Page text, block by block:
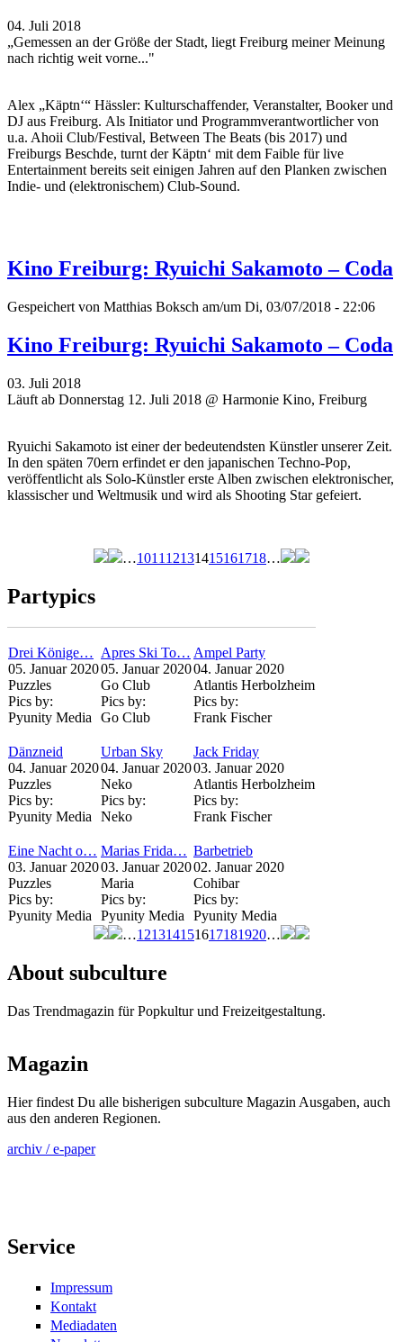
04. Juli 2018
„Gemessen an der Größe der Stadt, liegt Freiburg meiner Meinung
nach richtig weit vorne..."
Alex „Käptn‘“ Hässler: Kulturschaffender, Veranstalter, Booker und
DJ aus Freiburg. Als Initiator und Programmverantwortlicher von
u.a. Ahoii Club/Festival, Between The Beats (bis 2017) und
Freiburgs Beschde, turnt der Käptn‘ mit dem Faible für live
Entertainment bereits seit einigen Jahren auf den Planken zwischen
Indie- und (elektronischem) Club-Sound.
Kino Freiburg: Ryuichi Sakamoto – Coda
Gespeichert von Matthias Boksch am/um Di, 03/07/2018 - 22:06
Kino Freiburg: Ryuichi Sakamoto – Coda
03. Juli 2018
Läuft ab Donnerstag 12. Juli 2018 @ Harmonie Kino, Freiburg
Ryuichi Sakamoto ist einer der bedeutendsten Künstler unserer Zeit.
In den späten 70ern erfindet er den japanischen Techno-Pop,
veröffentlicht als Solo-Künstler erste Alben zwischen elektronischer,
klassischer und Weltmusik und wird als Shooting Star gefeiert.
…1011 12131415161718…
Partypics
Drei Könige…
05. Januar 2020
Puzzles
Pics by:
Pyunity Media
Apres Ski To…
05. Januar 2020
Go Club
Pics by:
Go Club
Ampel Party
04. Januar 2020
Atlantis Herbolzheim
Pics by:
Frank Fischer
Dänzneid
04. Januar 2020
Puzzles
Pics by:
Pyunity Media
Urban Sky
04. Januar 2020
Neko
Pics by:
Neko
Jack Friday
03. Januar 2020
Atlantis Herbolzheim
Pics by:
Frank Fischer
Eine Nacht o…
03. Januar 2020
Puzzles
Pics by:
Pyunity Media
Marias Frida…
03. Januar 2020
Maria
Pics by:
Pyunity Media
Barbetrieb
02. Januar 2020
Cohibar
Pics by:
Pyunity Media
…121314151617181920…
About subculture
Das Trendmagazin für Popkultur und Freizeitgestaltung.
Magazin
Hier findest Du alle bisherigen subculture Magazin Ausgaben, auch
aus den anderen Regionen.
archiv / e-paper
Service
Impressum
Kontakt
Mediadaten